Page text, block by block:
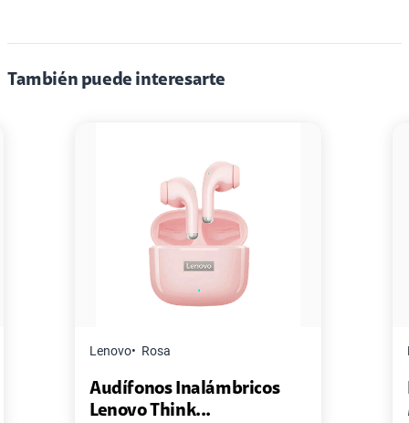
También puede interesarte
Master G
Pack de 2 Power Bank Mini
Master-G ...